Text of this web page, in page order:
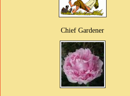
Chief Gardener